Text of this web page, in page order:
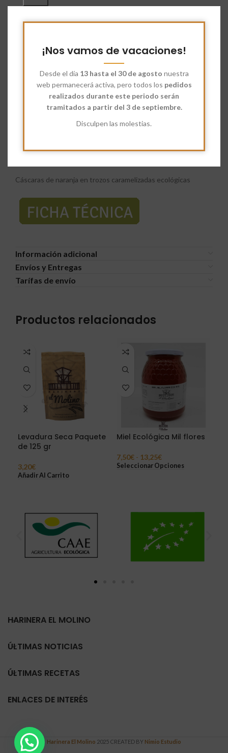
¡Nos vamos de vacaciones!
Desde el día 13 hasta el 30 de agosto nuestra
web permanecerá activa, pero todos los pedidos
realizados durante este periodo serán
tramitados a partir del 3 de septiembre.
Disculpen las molestias.
Descripción
conservan nutrientes valiosos, aportan fibra,
antioxidantes, vitaminas y minerales. Se pueden consumir o
emplear de muchas maneras. Es un ingrediente esencial en el
Roscón de Reyes, panettone, bizcochos y budines. También
se consumen solas como «gomitas» naturales. Se pueden usar
Cáscaras de naranja en trozos caramelizadas ecológicas
Información adicional
Envíos y Entregas
Tarífas de envío
Productos relacionados
Levadura Seca Paquete
de 125 gr
3,20€
Añadir Al Carrito
Miel Ecológica Mil flores
7,50€ - 13,25€
Seleccionar Opciones
HARINERA EL MOLINO
ÚLTIMAS NOTICIAS
ÚLTIMAS RECETAS
ENLACES DE INTERÉS
Harinera El Molino 2025 CREATED BY Nimio Estudio